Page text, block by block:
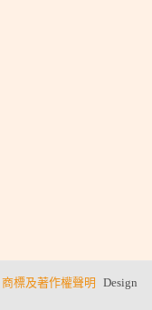
商標及著作權聲明
Design